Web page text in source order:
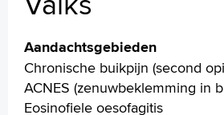
Medewerkers
Contact
MijnASz
Aandachtsgebieden
Chronische buikpijn (second
ACNES (zenuwbeklemming in
Eosinofiele oesofagitis